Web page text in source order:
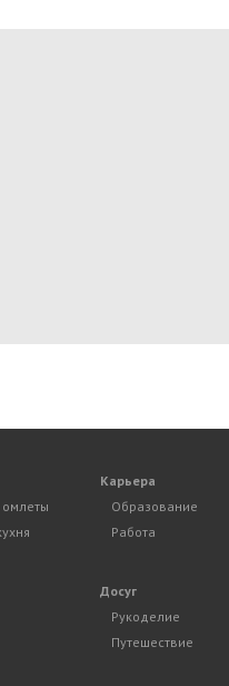
Карьера
Образование
Работа
Досуг
Рукоделие
Путешествие